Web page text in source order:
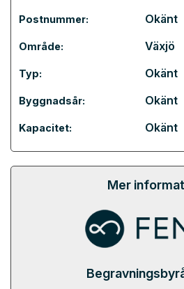
Postnummer: Okänt
Område: Växjö
Typ: Okänt
Byggnadsår: Okänt
Kapacitet: Okänt
Mer